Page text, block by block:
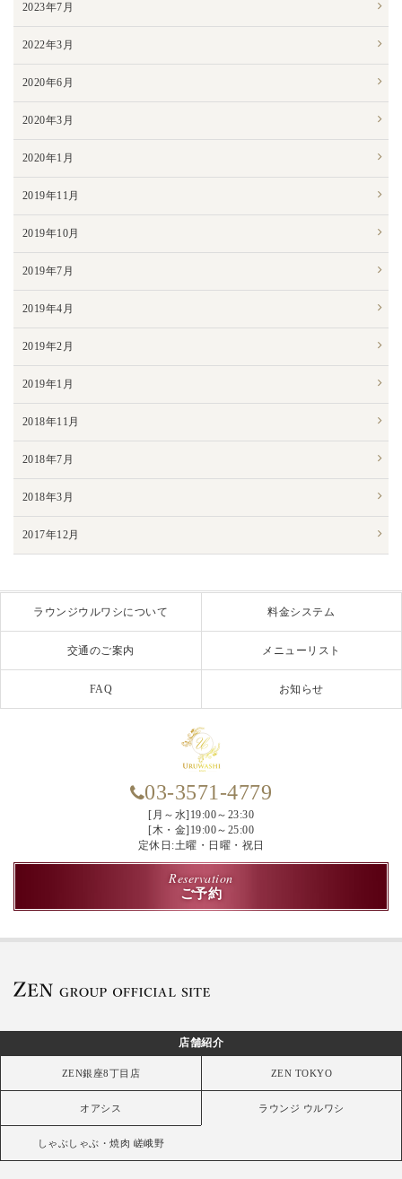
2023年7月
2022年3月
2020年6月
2020年3月
2020年1月
2019年11月
2019年10月
2019年7月
2019年4月
2019年2月
2019年1月
2018年11月
2018年7月
2018年3月
2017年12月
ラウンジウルワシについて 料金システム
交通のご案内 メニューリスト
FAQ お知らせ
03-3571-4779
[月～水]19:00～23:30
[木・金]19:00～25:00
定休日:土曜・日曜・祝日
Reservation
ご予約
店舗紹介
ZEN銀座8丁目店 ZEN TOKYO
オアシス ラウンジ ウルワシ
しゃぶしゃぶ・焼肉 嵯峨野